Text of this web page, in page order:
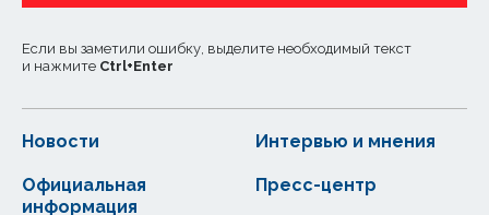
Если вы заметили ошибку, выделите необходимый текст
и нажмите Ctrl+Enter
Новости
Официальная
информация
Интервью и мнения
Пресс-центр